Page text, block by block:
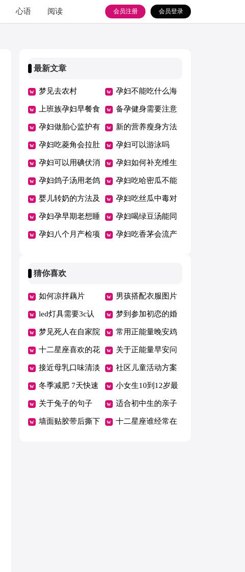
心语 阅读 会员登录
会员注册
最新文章
梦见去农村 孕妇不能吃什么海
鲜
上班族孕妇早餐食
谱大全
备孕健身需要注意
什么
孕妇做胎心监护有
什么作用
新的营养瘦身方法
孕妇吃菱角会拉肚
子吗
孕妇可以游泳吗
孕妇可以用碘伏消
毒吗
孕妇如何补充维生
素
孕妇鸽子汤用老鸽
还是乳鸽
孕妇吃哈密瓜不能
和什么一起吃
婴儿转奶的方法及
注意事项
孕妇吃丝瓜中毒对
胎儿有影响吗
孕妇孕早期老想睡
觉是怎么回事
孕妇喝绿豆汤能同
时服用维生素吗
孕妇八个月产检项 孕妇吃香茅会流产
猜你喜欢
如何凉拌藕片 男孩搭配衣服图片
led灯具需要3c认
证吗
梦到参加初恋的婚
礼了什么意思
梦见死人在自家院
子里
常用正能量晚安鸡
汤汇总135句精选
十二星座喜欢的花
朵图片
关于正能量早安问
候语大全195句
接近母乳口味清淡
奶粉排名
社区儿童活动方案
冬季减肥 7天快速
瘦身小窍门
小女生10到12岁最
火衣服夏天搭配
关于兔子的句子 适合初中生的亲子
活动
墙面贴胶带后撕下 十二星座谁经常在